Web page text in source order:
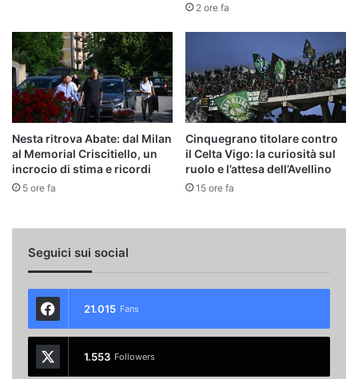
2 ore fa
Nesta ritrova Abate: dal Milan
al Memorial Criscitiello, un
incrocio di stima e ricordi
5 ore fa
Cinquegrano titolare contro
il Celta Vigo: la curiosità sul
ruolo e l’attesa dell’Avellino
15 ore fa
Seguici sui social
21.015 Fans
1.553 Followers